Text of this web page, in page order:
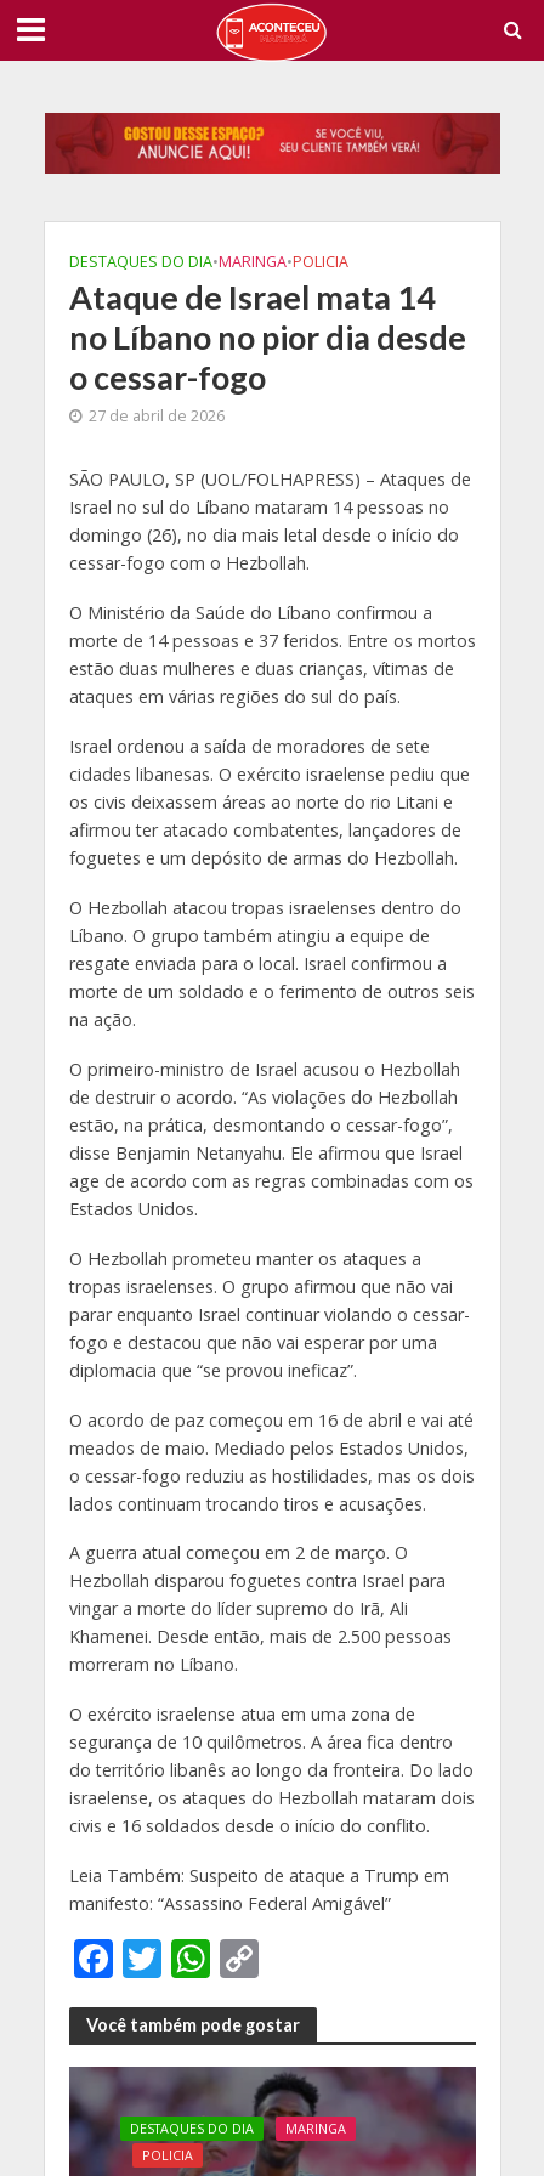
DESTAQUES DO DIA•MARINGA•POLICIA
Ataque de Israel mata 14
no Líbano no pior dia desde
o cessar-fogo
27 de abril de 2026
SÃO PAULO, SP (UOL/FOLHAPRESS) – Ataques de
Israel no sul do Líbano mataram 14 pessoas no
domingo (26), no dia mais letal desde o início do
cessar-fogo com o Hezbollah.
O Ministério da Saúde do Líbano confirmou a
morte de 14 pessoas e 37 feridos. Entre os mortos
estão duas mulheres e duas crianças, vítimas de
ataques em várias regiões do sul do país.
Israel ordenou a saída de moradores de sete
cidades libanesas. O exército israelense pediu que
os civis deixassem áreas ao norte do rio Litani e
afirmou ter atacado combatentes, lançadores de
foguetes e um depósito de armas do Hezbollah.
O Hezbollah atacou tropas israelenses dentro do
Líbano. O grupo também atingiu a equipe de
resgate enviada para o local. Israel confirmou a
morte de um soldado e o ferimento de outros seis
na ação.
O primeiro-ministro de Israel acusou o Hezbollah
de destruir o acordo. “As violações do Hezbollah
estão, na prática, desmontando o cessar-fogo”,
disse Benjamin Netanyahu. Ele afirmou que Israel
age de acordo com as regras combinadas com os
Estados Unidos.
O Hezbollah prometeu manter os ataques a
tropas israelenses. O grupo afirmou que não vai
parar enquanto Israel continuar violando o cessar-
fogo e destacou que não vai esperar por uma
diplomacia que “se provou ineficaz”.
O acordo de paz começou em 16 de abril e vai até
meados de maio. Mediado pelos Estados Unidos,
o cessar-fogo reduziu as hostilidades, mas os dois
lados continuam trocando tiros e acusações.
A guerra atual começou em 2 de março. O
Hezbollah disparou foguetes contra Israel para
vingar a morte do líder supremo do Irã, Ali
Khamenei. Desde então, mais de 2.500 pessoas
morreram no Líbano.
O exército israelense atua em uma zona de
segurança de 10 quilômetros. A área fica dentro
do território libanês ao longo da fronteira. Do lado
israelense, os ataques do Hezbollah mataram dois
civis e 16 soldados desde o início do conflito.
Leia Também: Suspeito de ataque a Trump em
manifesto: “Assassino Federal Amigável”
F
ac
e
b
o
o
T
w
itt
er
W
h
at
s
A
p
C
o
p
y
Li
n
Você também pode gostar
DESTAQUES DO DIA
MARINGA
POLICIA